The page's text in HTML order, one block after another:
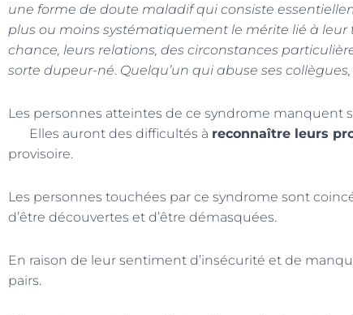
une forme de doute maladif qui consiste
plus ou moins systématiquement le mérite lié à
chance, leurs relations, des circonstances
sorte dupeur-né. Quelqu’un qui abuse ses
Les personnes atteintes de ce syndrome manquent
Elles auront des difficultés à reconnaître leurs
provisoire.
Les personnes touchées par ce syndrome sont
d’être découvertes et d’être démasquées.
En raison de leur sentiment d’insécurité et de
pairs.